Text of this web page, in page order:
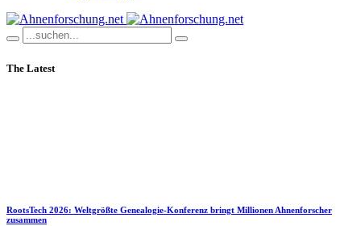
The Latest
RootsTech 2026: Weltgrößte Genealogie-Konferenz bringt Millionen Ahnenforscher
zusammen